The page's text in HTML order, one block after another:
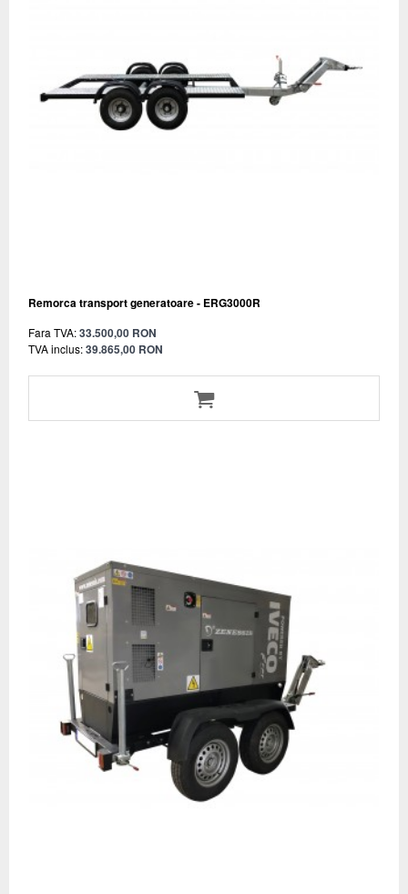
Remorca transport generatoare - ERG3000R
Fara TVA:33.500,00 RON
TVA inclus:39.865,00 RON